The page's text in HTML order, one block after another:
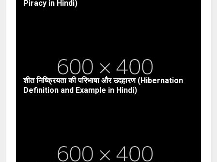
Piracy in Hindi)
शीत निष्क्रियता की परिभाषा और उदहारण (Hibernation
Definition and Example in Hindi)